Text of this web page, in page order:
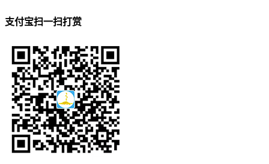
支付宝扫一扫打赏